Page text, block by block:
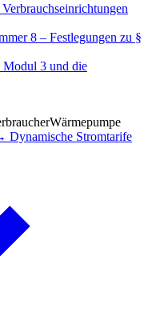
8 – Festlegungen zu §
3 und die
Wärmepumpe
Dynamische Stromtarife